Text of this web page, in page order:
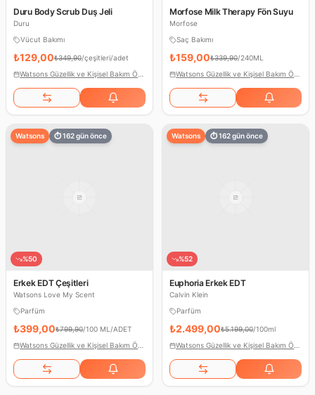
Duru Body Scrub Duş Jeli
Duru
Vücut Bakımı
₺129,00₺349,90/çeşitleri/adet
Morfose Milk Therapy Fön Suyu
Morfose
Saç Bakımı
₺159,00₺339,90/240ML
Watsons ⏱162gün önce
%50
Erkek EDT Çeşitleri
Watsons Love My Scent
Parfüm
₺399,00₺799,90/100 ML/ADET
Watsons ⏱162gün önce
%52
Euphoria Erkek EDT
Calvin Klein
Parfüm
₺2.499,00₺5.199,00/100ml